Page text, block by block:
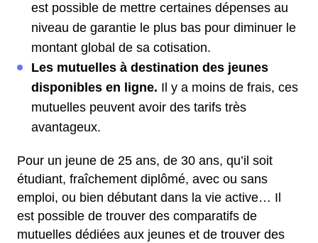
est possible de mettre certaines dépenses au
niveau de garantie le plus bas pour diminuer le
montant global de sa cotisation.
Les mutuelles à destination des jeunes
disponibles en ligne. Il y a moins de frais, ces
mutuelles peuvent avoir des tarifs très
avantageux.
Pour un jeune de 25 ans, de 30 ans, qu’il soit
étudiant, fraîchement diplômé, avec ou sans
emploi, ou bien débutant dans la vie active… Il
est possible de trouver des comparatifs de
mutuelles dédiées aux jeunes et de trouver des